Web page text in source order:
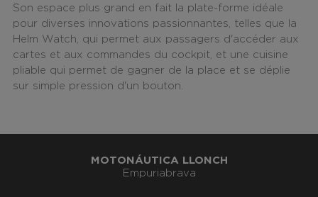
Son espace plus grand en fait la plate-forme idéale
pour diverses innovations passionnantes, telles que la
Helm Watch, qui permet aux passagers d'accéder aux
cartes et aux commandes du cockpit, et une cuisine
pliable qui permet de gagner de la place et se déplie
sur simple pression d'un bouton.
MOTONÁUTICA LLONCH
Empuriabrava